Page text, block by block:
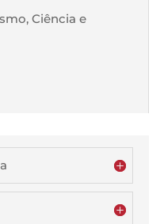
Ciência e